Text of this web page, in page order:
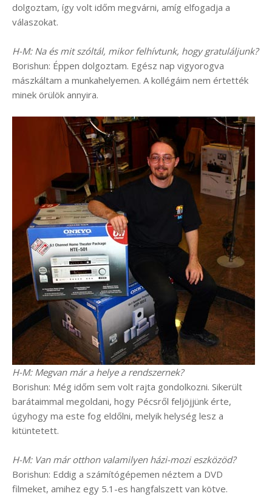
dolgoztam, így volt időm megvárni, amíg elfogadja a
válaszokat.
H-M: Na és mit szóltál, mikor felhívtunk, hogy gratuláljunk?
Borishun: Éppen dolgoztam. Egész nap vigyorogva
mászkáltam a munkahelyemen. A kollégáim nem értették
minek örülök annyira.
H-M: Megvan már a helye a rendszernek?
Borishun: Még időm sem volt rajta gondolkozni. Sikerült
barátaimmal megoldani, hogy Pécsről feljöjjünk érte,
úgyhogy ma este fog eldőlni, melyik helység lesz a
kitüntetett.
H-M: Van már otthon valamilyen házi-mozi eszközöd?
Borishun: Eddig a számítógépemen néztem a DVD
filmeket, amihez egy 5.1-es hangfalszett van kötve.